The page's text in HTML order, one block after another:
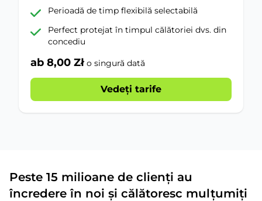
Perioadă de timp flexibilă selectabilă
Perfect protejat în timpul călătoriei dvs. din
concediu
ab 8,00 Zło singură dată
Vedeți tarife
Peste 15 milioane de clienți au
încredere în noi și călătoresc mulțumiți